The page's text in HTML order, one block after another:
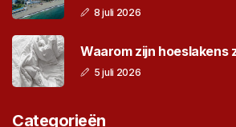
8 juli 2026
Waarom zijn hoeslakens
5 juli 2026
Categorieën